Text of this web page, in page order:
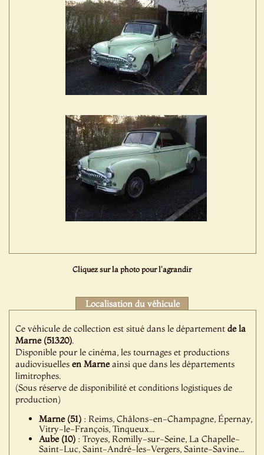
Cliquez sur la photo pour l'agrandir
Localisation du véhicule
Ce véhicule de collection est situé dans le départementde la
Marne (51320).
Disponible pour le cinéma, les tournages et productions
audiovisuellesen Marneainsi que dans les départements
limitrophes.
(Sous réserve de disponibilité et conditions logistiques de
production)
Marne (51) : Reims, Châlons-en-Champagne, Épernay,
Vitry-le-François, Tinqueux...
Aube (10) : Troyes, Romilly-sur-Seine, La Chapelle-
Saint-Luc, Saint-André-les-Vergers, Sainte-Savine...